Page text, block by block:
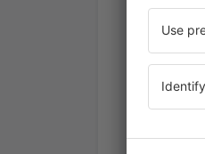
America,